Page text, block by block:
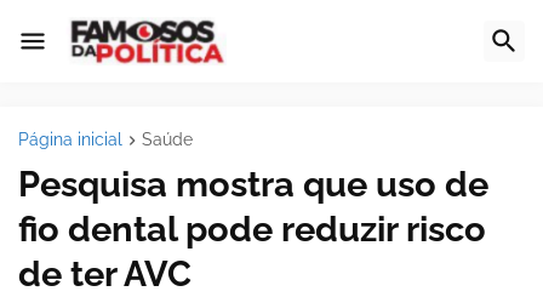
Página inicial Saúde
Pesquisa mostra que uso de
fio dental pode reduzir risco
de ter AVC